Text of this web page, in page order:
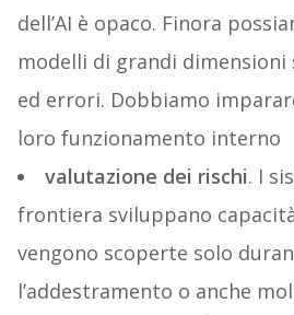
dell’AI è opaco. Finora
modelli di grandi
ed errori. Dobbiamo
loro funzionamento interno
valutazione dei rischi. I
frontiera sviluppano
vengono scoperte solo
l’addestramento o anche